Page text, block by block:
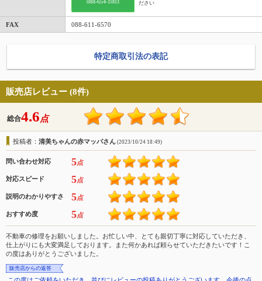
088-654-1003
ださい
FAX 088-611-6570
特定商取引法の表記
販売店レビュー (8件)
総合4.6点
投稿者： 清美ちゃんの赤マッパさん (2023/10/24 18:49)
問い合わせ対応 5点
対応スピード 5点
説明のわかりやすさ 5点
おすすめ度 5点
不動車の修理をお願いしました。お忙しい中、とても親切丁寧に対応していただき、
仕上がりにも大変満足しております。また何かあれば頼らせていただきたいです！こ
の度はありがとうございました。
販売店からの返答